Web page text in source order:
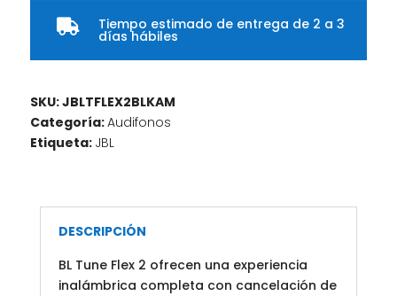
 Tiempo estimado de entrega de 2 a 3
días hábiles
SKU:JBLTFLEX2BLKAM
Categoría:Audifonos
Etiqueta: JBL
DESCRIPCIÓN
BL Tune Flex 2 ofrecen una experiencia
inalámbrica completa con cancelación de